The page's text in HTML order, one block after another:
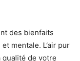
des bienfaits
mentale. L’air pur
de votre